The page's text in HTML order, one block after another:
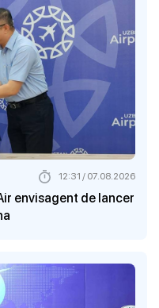
envisagent de lancer
12:31 / 07.08.2026